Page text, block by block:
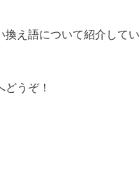
え語について紹介してい
うぞ！